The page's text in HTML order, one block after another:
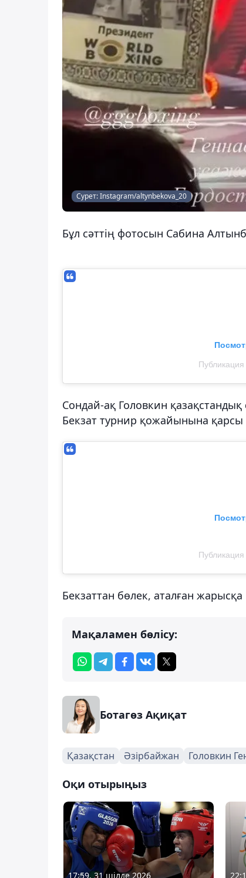
Сурет: Instagram/altynbekova_20
Бұл сәттің фотосын Сабина
Сондай-ақ Головкин
Бекзат турнир қожайынына қарсы
Бекзаттан бөлек, аталған
Мақаламен бөлісу:
Ботагөз Ақиқат
Қазақстан Әзірбайжан Головкин
Оқи отырыңыз
17:59, 31 шілде 2026